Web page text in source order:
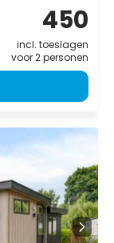
450
incl. toeslagen
voor 2 personen